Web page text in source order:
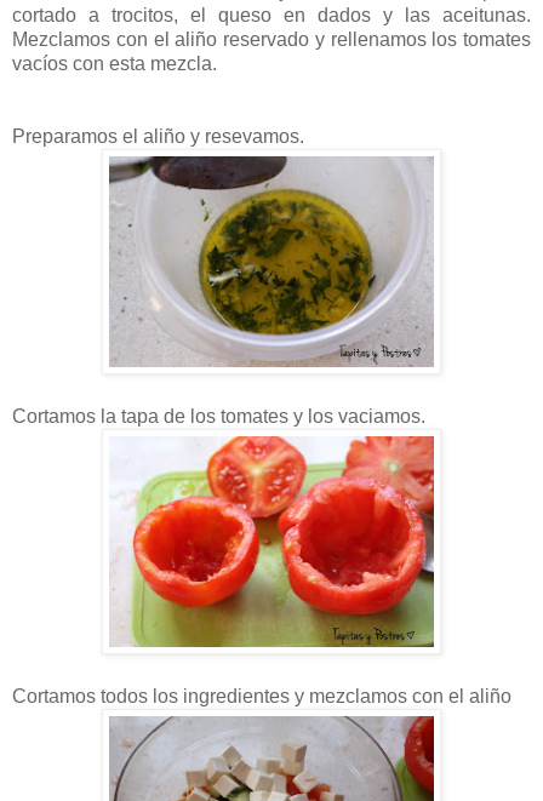
cortado a trocitos, el queso en dados y las aceitunas.
Mezclamos con el aliño reservado y rellenamos los tomates
vacíos con esta mezcla.
Preparamos el aliño y resevamos.
Cortamos la tapa de los tomates y los vaciamos.
Cortamos todos los ingredientes y mezclamos con el aliño